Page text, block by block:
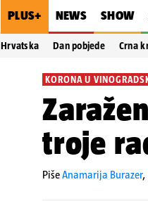
PLUS+ NEWS SHOW
Hrvatska Dan pobjede Crna
KORONA U
troje
PišeAnamarija Burazer,